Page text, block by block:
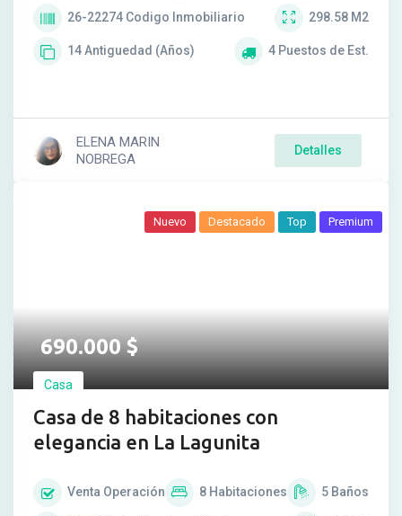
26-22274 Codigo Inmobiliario 298.58 M2
14Antiguedad (Años) 4 Puestos de Est.
ELENA MARIN
NOBREGA
Detalles
690.000$
Casa
Casa de 8 habitaciones con
elegancia en La Lagunita
Nuevo Destacado Top Premium
Venta Operación 8 Habitaciones 5 Baños